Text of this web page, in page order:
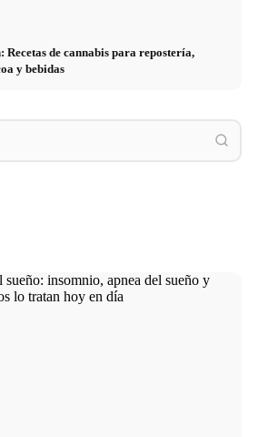
Recetas de cannabis para repostería,
y bebidas